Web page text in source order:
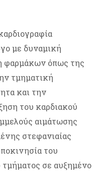
με δυναμική
φαρμάκων όπως της
τμηματική
και την
του καρδιακού
αιμάτωσης
στεφανιαίας
του
τμήματος σε αυξημένο